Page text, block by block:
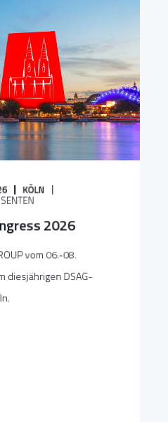
KÖLN
2026
vom 06.-08.
diesjährigen DSAG-